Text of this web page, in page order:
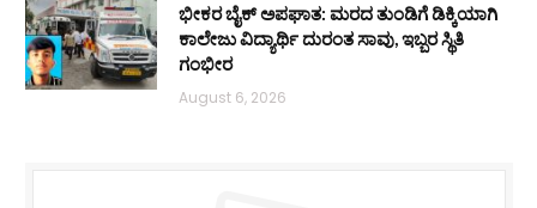
ಭೀಕರ ಬೈಕ್ ಅಪಘಾತ: ಮರದ ತುಂಡಿಗೆ ಡಿಕ್ಕಿಯಾಗಿ
ಕಾಲೇಜು ವಿದ್ಯಾರ್ಥಿ ದುರಂತ ಸಾವು, ಇಬ್ಬರ ಸ್ಥಿತಿ
ಗಂಭೀರ
August 6, 2026